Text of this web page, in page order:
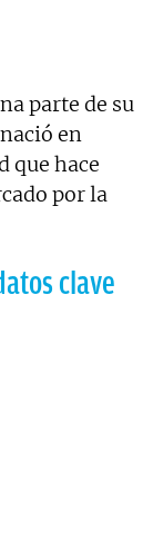
parte de su
en
que hace
por la
clave